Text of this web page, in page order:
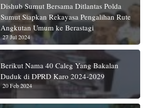
Dishub Sumut Bersama Ditlantas Polda
Sumut Siapkan Rekayasa Pengalihan Rute
Angkutan Umum ke Berastagi
27 Jul 2024
Berikut Nama 40 Caleg Yang Bakalan
Duduk di DPRD Karo 2024-2029
20 Feb 2024